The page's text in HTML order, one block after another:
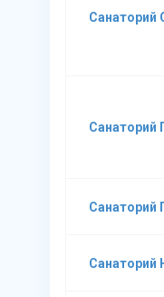
Санаторий
Санаторий
Санаторий
Санаторий